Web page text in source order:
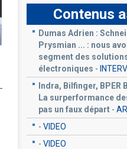
Contenus
Dumas Adrien :
Prysmian ... : nous
segment des
électroniques -
Indra, Bilfinger,
La surperformance
pas un faux départ -
-VIDEO
-VIDEO